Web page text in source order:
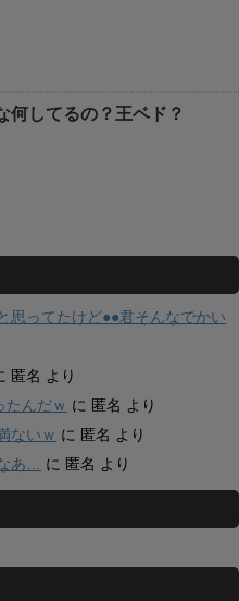
何してるの？王ベド？
思ってたけど●●君そんなでかい
匿名 より
たんだｗ に 匿名 より
ないｗ に 匿名 より
あ…
に 匿名 より